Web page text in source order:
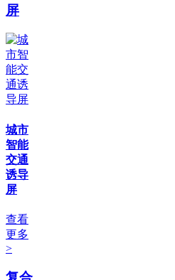
屏
城市
智能
交通
诱导
屏
查看
更多
>